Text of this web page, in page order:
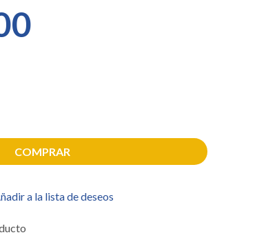
COMPRAR
a la lista de deseos